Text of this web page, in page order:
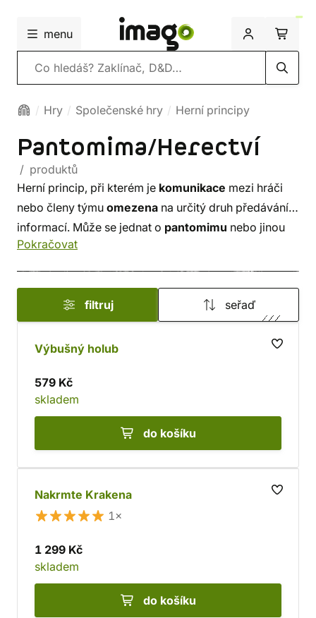
menu
Vyhledávání
Hry Společenské hry Herní principy
Pantomima/Herectví
/ produktů
Herní princip, při kterém je komunikace mezi hráči
nebo členy týmu omezena na určitý druh předávání
informací. Může se jednat o pantomimu nebo jinou
formu hereckého představení, kterým hráči předávají
herního principu jsouActivity.
Pokračovat
filtruj seřaď
Výbušný holub
579 Kč
skladem
do košíku
Nakrmte Krakena
1×
1 299 Kč
skladem
do košíku